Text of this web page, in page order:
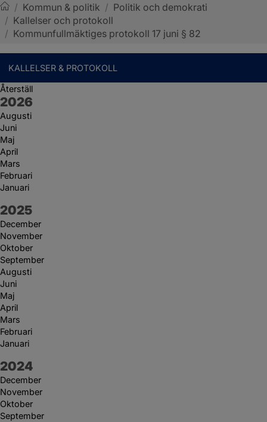
Sotenäs kommun
/ Kommun & politik / Politik och demokrati
/ Kallelser och protokoll
/ Kommunfullmäktiges protokoll 17 juni § 82
KALLELSER & PROTOKOLL
Återställ
År:
2026
Augusti
Juni
Maj
April
Mars
Februari
Januari
År:
2025
December
November
Oktober
September
Augusti
Juni
Maj
April
Mars
Februari
Januari
År:
2024
December
November
Oktober
September